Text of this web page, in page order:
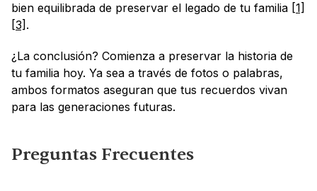
bien equilibrada de preservar el legado de tu familia [1]
[3] .
¿La conclusión? Comienza a preservar la historia de
tu familia hoy. Ya sea a través de fotos o palabras,
ambos formatos aseguran que tus recuerdos vivan
para las generaciones futuras.
Preguntas Frecuentes